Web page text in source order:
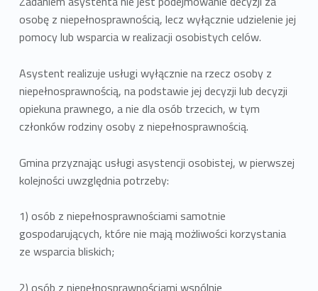
osobę z niepełnosprawnością, lecz wyłącznie udzielenie jej
pomocy lub wsparcia w realizacji osobistych celów.
Asystent realizuje usługi wyłącznie na rzecz osoby z
niepełnosprawnością, na podstawie jej decyzji lub decyzji
opiekuna prawnego, a nie dla osób trzecich, w tym
członków rodziny osoby z niepełnosprawnością.
Gmina przyznając usługi asystencji osobistej, w pierwszej
kolejności uwzględnia potrzeby:
1) osób z niepełnosprawnościami samotnie
gospodarujących, które nie mają możliwości korzystania
ze wsparcia bliskich;